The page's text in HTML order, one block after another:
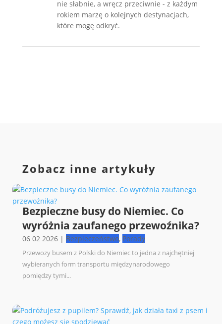
nie słabnie, a wręcz przeciwnie - z każdym
rokiem marzę o kolejnych destynacjach,
które mogę odkryć.
Zobacz inne artykuły
Bezpieczne busy do Niemiec. Co
wyróżnia zaufanego przewoźnika?
06 02 2026| Bezpieczeństwo, Porady
Przewozy busem z Polski do Niemiec to jedna z najchętniej
wybieranych form transportu międzynarodowego
pomiędzy tymi...